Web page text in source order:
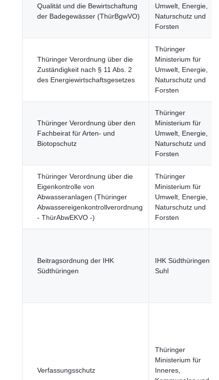
Qualität und die Bewirtschaftung
der Badegewässer (ThürBgwVO)
Umwelt, Energie,
Naturschutz und
Forsten
Thüringer Verordnung über die
Zuständigkeit nach § 11 Abs. 2
des Energiewirtschaftsgesetzes
Thüringer
Ministerium für
Umwelt, Energie,
Naturschutz und
Forsten
Thüringer Verordnung über den
Fachbeirat für Arten- und
Biotopschutz
Thüringer
Ministerium für
Umwelt, Energie,
Naturschutz und
Forsten
Thüringer Verordnung über die
Eigenkontrolle von
Abwasseranlagen (Thüringer
Abwassereigenkontrollverordnung
- ThürAbwEKVO -)
Thüringer
Ministerium für
Umwelt, Energie,
Naturschutz und
Forsten
Beitragsordnung der IHK
Südthüringen
IHK Südthüringen
Suhl
Verfassungsschutz
Thüringer
Ministerium für
Inneres,